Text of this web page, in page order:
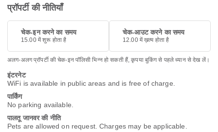
प्रॉपर्टी की नीतियाँ
चेक-इन करने का समय
15.00 में शुरू होता है
चेक-आउट करने का समय
12.00 में ख़त्म होता है
अलग-अलग प्रॉपर्टी की चेक-इन पॉलिसी भिन्न हो सकती हैं, कृपया बुकिंग से पहले ध्यान से देख लें।
इंटरनेट
WiFi is available in public areas and is free of charge.
पार्किंग
No parking available.
पालतू जानवर की नीति
Pets are allowed on request. Charges may be applicable.